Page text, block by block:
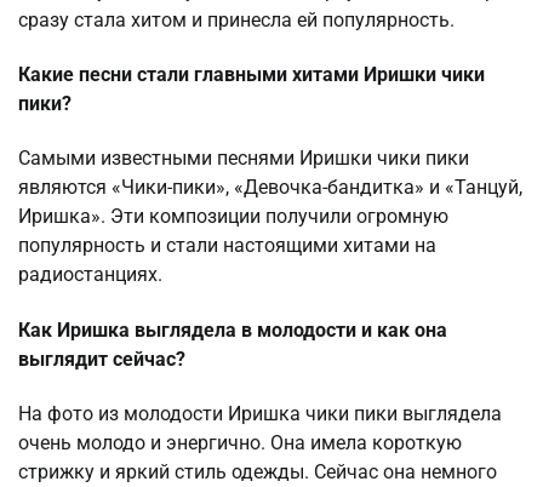
сразу стала хитом и принесла ей популярность.
Какие песни стали главными хитами Иришки чики
пики?
Самыми известными песнями Иришки чики пики
являются «Чики-пики», «Девочка-бандитка» и «Танцуй,
Иришка». Эти композиции получили огромную
популярность и стали настоящими хитами на
радиостанциях.
Как Иришка выглядела в молодости и как она
выглядит сейчас?
На фото из молодости Иришка чики пики выглядела
очень молодо и энергично. Она имела короткую
стрижку и яркий стиль одежды. Сейчас она немного